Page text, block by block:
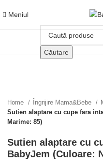
Meniul
Căutare
Home Îngrijire Mama&Bebe
Sutien alaptare cu cupe fara
Marime: 85)
Sutien alaptare cu
BabyJem (Culoare: